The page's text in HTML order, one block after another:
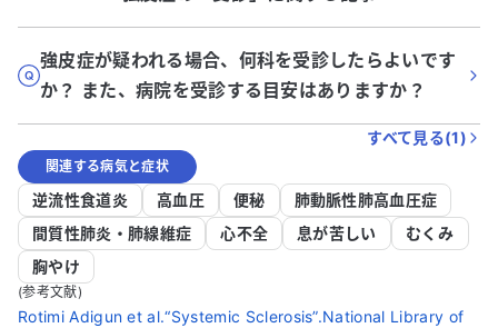
強皮症が疑われる場合、何科を受診したらよいです
か？ また、病院を受診する目安はありますか？
すべて見る(1)
関連する病気と症状
逆流性食道炎 高血圧 便秘
肺動脈性肺高血圧症
間質性肺炎・肺線維症
心不全 息が苦しい
むくみ
胸やけ
(参考文献)
Rotimi Adigun et al.“Systemic Sclerosis”.National Library of